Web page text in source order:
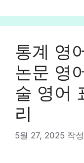
고
리
통계 영
논문 영
술 영어
리
5월 27, 2025 작